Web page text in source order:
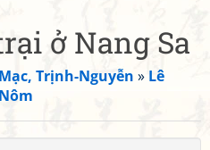
ở Nang Sa
Trịnh-Nguyễn » Lê